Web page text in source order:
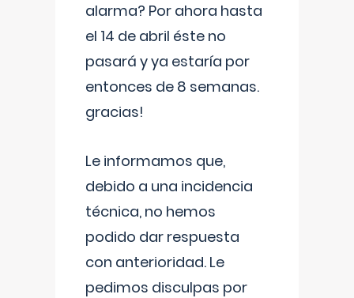
alarma? Por ahora hasta
el 14 de abril éste no
pasará y ya estaría por
entonces de 8 semanas.
gracias!
Le informamos que,
debido a una incidencia
técnica, no hemos
podido dar respuesta
con anterioridad. Le
pedimos disculpas por